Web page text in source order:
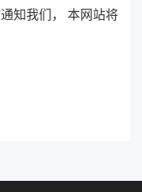
知我们， 本网站将